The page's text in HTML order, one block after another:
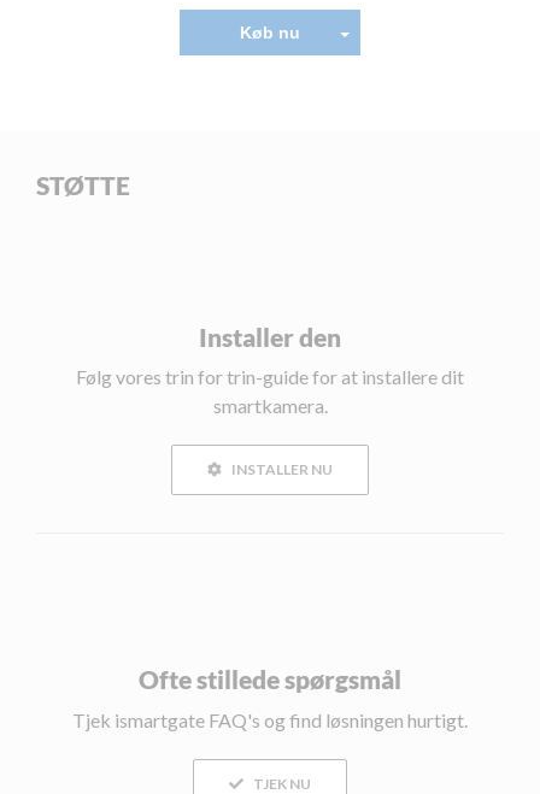
Køb nu
STØTTE
Installer den
Følg vores trin for trin-guide for at installere dit
smartkamera.
INSTALLER NU
Ofte stillede spørgsmål
Tjek ismartgate FAQ's og find løsningen hurtigt.
TJEK NU